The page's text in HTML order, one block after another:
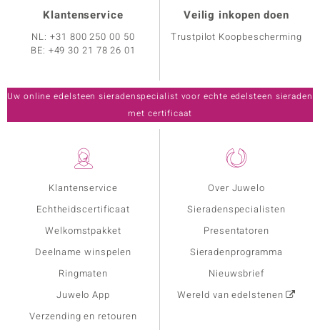
Klantenservice
Echtheidscertificaat
Welkomstpakket
Deelname winspelen
Ringmaten
Juwelo App
Verzending en retouren
Over Juwelo
Sieradenspecialisten
Presentatoren
Sieradenprogramma
Nieuwsbrief
Wereld van edelstenen
Klantenservice
NL:+31 800 250 00 50
BE: +49 30 21 78 26 01
Veilig inkopen doen
Trustpilot Koopbescherming
Uw online edelsteen sieradenspecialist voor echte edelsteen sieraden
met certificaat